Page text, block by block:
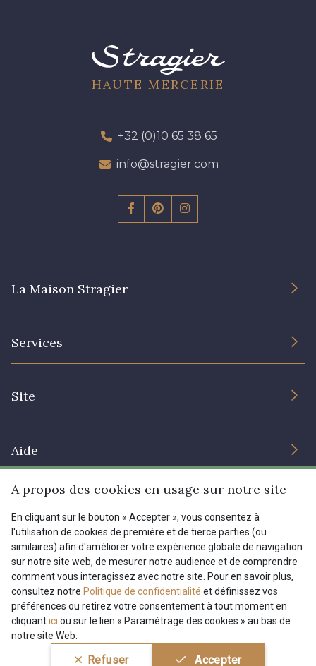
HAUTE MERCERIE
+32 (0)10 65 38 65
info@stragier.com
La Maison Stragier
Services
Site
Prix réduits
Magazine
Aide
Livraison : France, Belgique, International
Retours & réclamations
FAQ - Questions fréquentes
Modes de paiements
Tous nos tissus
Magazine
FR EN
Dernière modification : 27/05/2025 00:49
Conditions générales de vente
Politique de confidentialité
A propos des cookies en usage sur notre site
En cliquant sur le bouton « Accepter », vous consentez à
l'utilisation de cookies de première et de tierce parties (ou
similaires) afin d'améliorer votre expérience globale de navigation
sur notre site web, de mesurer notre audience et de comprendre
comment vous interagissez avec notre site. Pour en savoir plus,
consultez notre Politique de confidentialité et définissez vos
préférences ou retirez votre consentement à tout moment en
cliquantici ou sur le lien « Paramétrage des cookies » au bas de
notre site Web.
Refuser Accepter